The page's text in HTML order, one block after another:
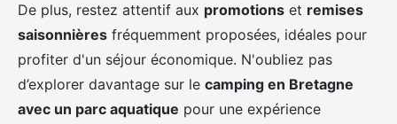
De plus, restez attentif aux promotions et remises
saisonnières fréquemment proposées, idéales pour
profiter d'un séjour économique. N'oubliez pas
d’explorer davantage sur le camping en Bretagne
avec un parc aquatique pour une expérience